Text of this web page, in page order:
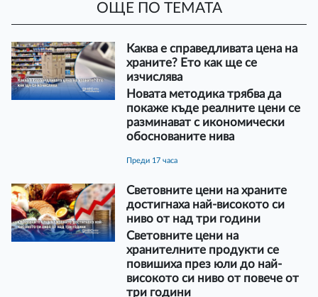
ОЩЕ ПО ТЕМАТА
Каква е справедливата цена на
храните? Ето как ще се
изчислява
Новата методика трябва да
покаже къде реалните цени се
разминават с икономически
обоснованите нива
преди 17 часа
Световните цени на храните
достигнаха най-високото си
ниво от над три години
Световните цени на
хранителните продукти се
повишиха през юли до най-
високото си ниво от повече от
три години